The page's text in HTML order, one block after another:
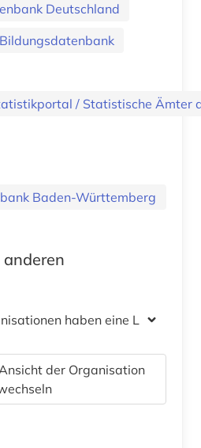
Deutschland
/ Statistische Ämter
Baden-Württemberg
haben eine Lizenz
der Organisation